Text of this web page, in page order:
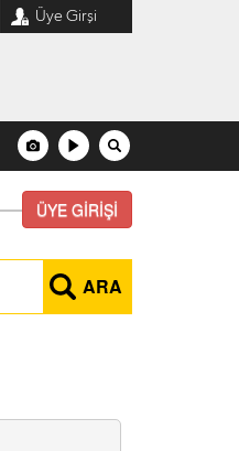
Üye Girşi
ÜYE GİRİŞİ
ARA